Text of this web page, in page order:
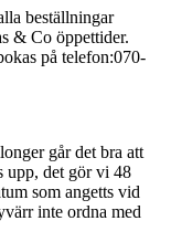
beställningar
& Co öppettider.
på telefon:070-
går det bra att
upp, det gör vi 48
som angetts vid
inte ordna med